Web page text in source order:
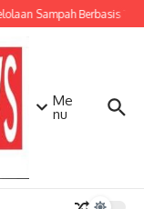
Sampah Berbasis
Me
nu